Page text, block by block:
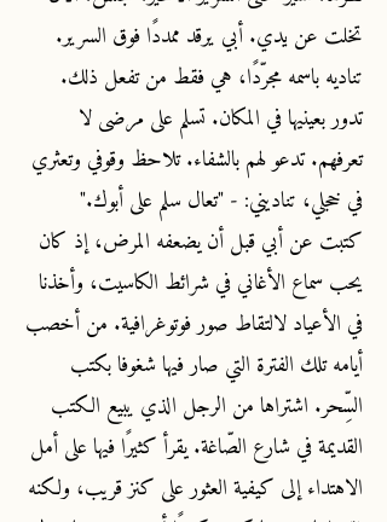
تخلت عن يدي. أبي يرقد ممددًا فوق السرير.
تناديه باسمه مجرّدًا، هي فقط من تفعل ذلك.
تدور بعينيها في المكان. تسلم على مرضى لا
تعرفهم. تدعو لهم بالشفاء. تلاحظ وقوفي وتعثري
في خجلي، تناديني: - "تعال سلم على أبوك."
كتبت عن أبي قبل أن يضعفه المرض، إذ كان
يحب سماع الأغاني في شرائط الكاسيت، وأخذنا
في الأعياد لالتقاط صور فوتوغرافية. من أخصب
أيامه تلك الفترة التي صار فيها شغوفا بكتب
السِّحر. اشتراها من الرجل الذي يبيع الكتب
القديمة في شارع الصّاغة. يقرأ كثيرًا فيها على أمل
الاهتداء إلى كيفية العثور على كنز قريب، ولكنه